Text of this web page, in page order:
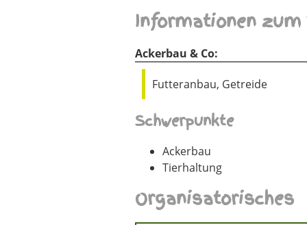
Informationen zum
Ackerbau & Co:
Futteranbau, Getreide
Schwerpunkte
Ackerbau
Tierhaltung
Organisatorisches